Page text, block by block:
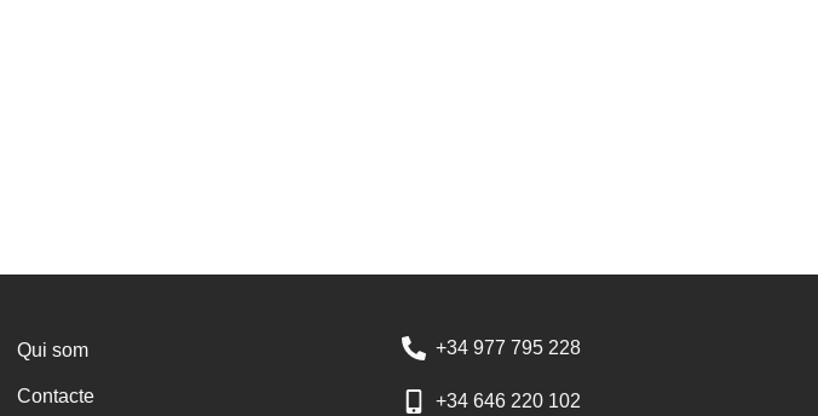
Qui som
Contacte
+34 977 795 228
+34 646 220 102